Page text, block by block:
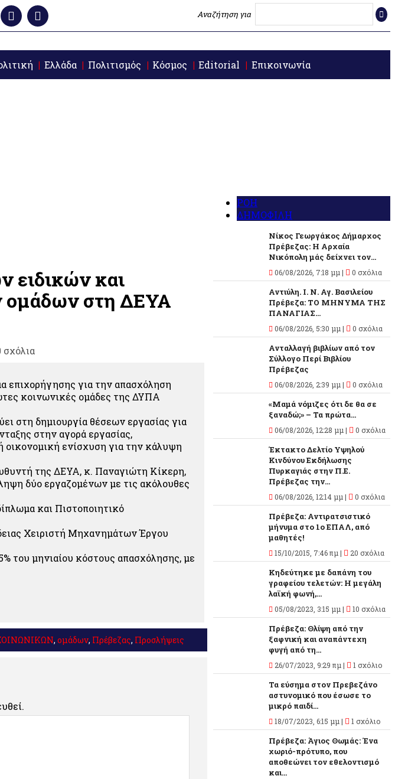
Αναζήτηση για
Ελλάδα Πολιτισμός Κόσμος Editorial Επικοινωνία
ειδικών και
ομάδων στη ΔΕΥΑ
σχόλια
επιχορήγησης για την απασχόληση
κοινωνικές ομάδες της ΔΥΠΑ
στη δημιουργία θέσεων εργασίας για
στην αγορά εργασίας,
οικονομική ενίσχυση για την κάλυψη
της ΔΕΥΑ, κ. Παναγιώτη Κίκερη,
δύο εργαζομένων με τις ακόλουθες
και Πιστοποιητικό
Χειριστή Μηχανημάτων Έργου
του μηνιαίου κόστους απασχόλησης, με
, ομάδων, Πρέβεζας, Προσλήψεις
ΡΟΗ
ΔΗΜΟΦΙΛΗ
Νίκος Γεωργάκος Δήμαρχος
Πρέβεζας: Η Αρχαία
Νικόπολη μάς δείχνει τον...
06/08/2026, 7:18 μμ | 0 σχόλια
Αντιύλη. Ι. Ν. Αγ. Βασιλείου
Πρέβεζα: ΤΟ ΜΗΝΥΜΑ ΤΗΣ
ΠΑΝΑΓΙΑΣ...
06/08/2026, 5:30 μμ | 0 σχόλια
Ανταλλαγή βιβλίων από τον
Σύλλογο Περί Βιβλίου
Πρέβεζας
06/08/2026, 2:39 μμ | 0 σχόλια
«Μαμά νόμιζες ότι δε θα σε
ξαναδώ;» – Τα πρώτα...
06/08/2026, 12:28 μμ | 0 σχόλια
Έκτακτο Δελτίο Υψηλού
Κινδύνου Εκδήλωσης
Πυρκαγιάς στην Π.Ε.
Πρέβεζας την...
06/08/2026, 12:14 μμ | 0 σχόλια
Πρέβεζα: Αντιρατσιστικό
μήνυμα στο 1ο ΕΠΑΛ, από
μαθητές!
15/10/2015, 7:46 πμ | 20 σχόλια
Κηδεύτηκε με δαπάνη του
γραφείου τελετών: Η μεγάλη
λαϊκή φωνή,...
05/08/2023, 3:15 μμ | 10 σχόλια
Πρέβεζα: Θλίψη από την
ξαφνική και αναπάντεχη
φυγή από τη...
26/07/2023, 9:29 πμ | 1 σχόλιο
Τα εύσημα στον Πρεβεζάνο
αστυνομικό που έσωσε το
μικρό παιδί...
18/07/2023, 6:15 μμ | 1 σχόλιο
Πρέβεζα: Άγιος Θωμάς: Ένα
χωριό-πρότυπο, που
αποθεώνει τον εθελοντισμό
και...